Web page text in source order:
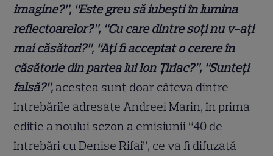
imagine?”, “Este greu să iubești în lumina
reflectoarelor?”, “Cu care dintre soți nu v-ați
mai căsători?”, “Ați fi acceptat o cerere în
căsătorie din partea lui Ion Țiriac?”, “Sunteți
falsă?”, acestea sunt doar câteva dintre
întrebările adresate Andreei Marin, în prima
editie a noului sezon a emisiunii “40 de
întrebări cu Denise Rifai”, ce va fi difuzată